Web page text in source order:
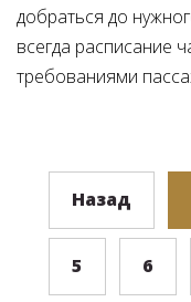
добраться до
всегда расписание
требованиями
Назад
5 6